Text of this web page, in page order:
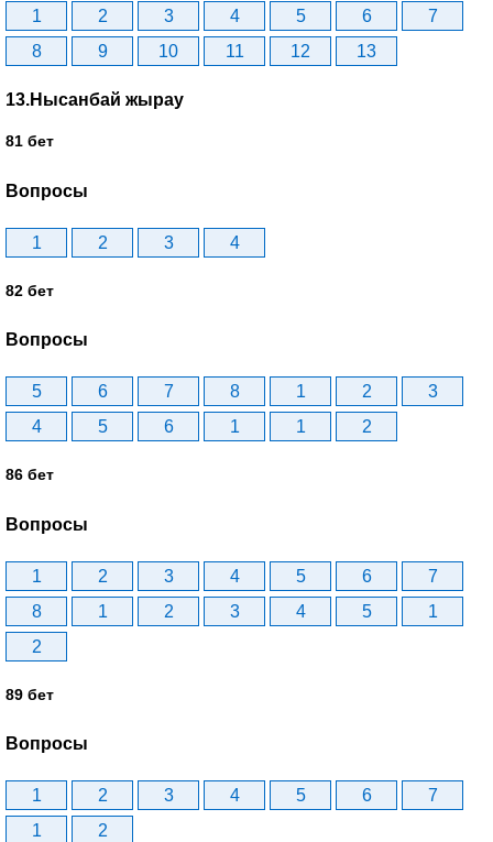
1 2 3 4 5 6
7
8
9 10 11 12 13
13.Нысанбай жырау
81 бет
Вопросы
1 2 3 4
82 бет
Вопросы
5 6 7 8 1 2
3
4
5 6 1 1 2
86 бет
Вопросы
1 2 3 4 5 6
7
8
1 2 3 4 5
1
2
89 бет
Вопросы
1 2 3 4 5 6
7
1
2